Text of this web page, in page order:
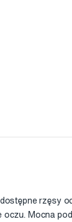
rzęsy
oczu. Mocna